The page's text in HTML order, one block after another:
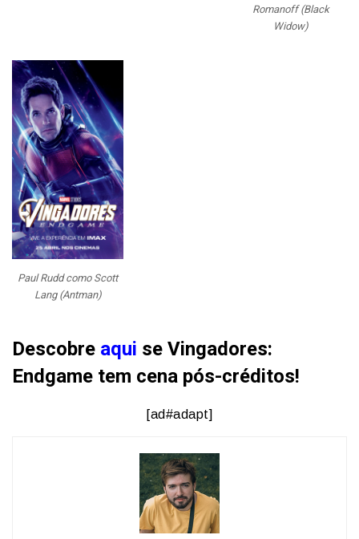
Romanoff (Black
Widow)
Paul Rudd como Scott
Lang (Antman)
Descobre aqui se Vingadores:
Endgame tem cena pós-créditos!
[ad#adapt]